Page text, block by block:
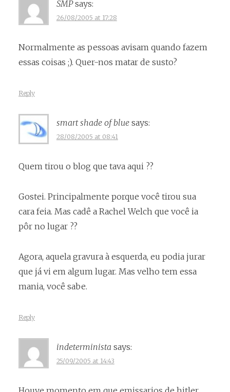
SMP says:
26/08/2005 at 17:28
Normalmente as pessoas avisam quando fazem
essas coisas ;). Quer-nos matar de susto?
Reply
smart shade of blue says:
28/08/2005 at 08:41
Quem tirou o blog que tava aqui ??
Gostei. Principalmente porque você tirou sua
cara feia. Mas cadê a Rachel Welch que você ia
pôr no lugar ??
Agora, aquela gravura à esquerda, eu podia jurar
que já vi em algum lugar. Mas velho tem essa
mania, você sabe.
Reply
indeterminista says:
25/09/2005 at 14:43